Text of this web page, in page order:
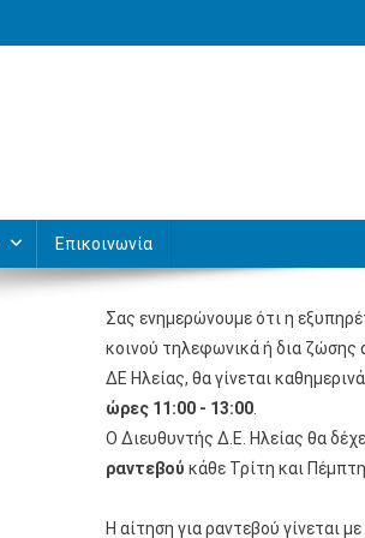
Επικοινωνία
Σας ενημερώνουμε ότι η
κοινού τηλεφωνικά ή δια ζώσης
ΔΕ Ηλείας, θα γίνεται καθημερινά
ώρες 11:00 - 13:00
Ο Διευθυντής Δ.Ε. Ηλείας θα
ραντεβού κάθε Τρίτη και
Η αίτηση για ραντεβού γίνεται